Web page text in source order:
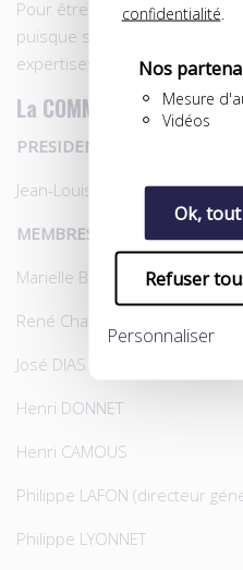
confidentialité
Nos
Mesure
Vidéos
Ok,
Refuser
Personnaliser
Pour être la plus juste
puisque ses membres
expertises nécessaires sur
La COMMISION
PRESIDENT
Jean-Louis BELOT
MEMBRES
Marielle BRETON
René Charrier (vice-président
José DIAS
Henri DONNET
Henri CAMOUS
Philippe LAFON (directeur
Philippe LYONNET